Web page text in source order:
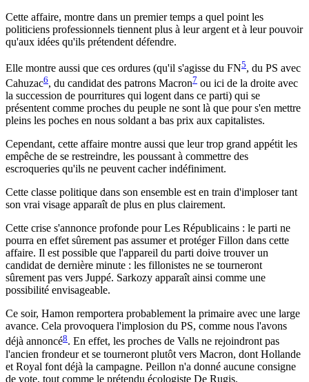
Cette affaire, montre dans un premier temps a quel point les
politiciens professionnels tiennent plus à leur argent et à leur pouvoir
qu'aux idées qu'ils prétendent défendre.
Elle montre aussi que ces ordures (qu'il s'agisse du FN5, du PS avec
Cahuzac6, du candidat des patrons Macron7 ou ici de la droite avec
la succession de pourritures qui logent dans ce parti) qui se
présentent comme proches du peuple ne sont là que pour s'en mettre
pleins les poches en nous soldant a bas prix aux capitalistes.
Cependant, cette affaire montre aussi que leur trop grand appétit les
empêche de se restreindre, les poussant à commettre des
escroqueries qu'ils ne peuvent cacher indéfiniment.
Cette classe politique dans son ensemble est en train d'imploser tant
son vrai visage apparaît de plus en plus clairement.
Cette crise s'annonce profonde pour Les Républicains : le parti ne
pourra en effet sûrement pas assumer et protéger Fillon dans cette
affaire. Il est possible que l'appareil du parti doive trouver un
candidat de dernière minute : les fillonistes ne se tourneront
sûrement pas vers Juppé. Sarkozy apparaît ainsi comme une
possibilité envisageable.
Ce soir, Hamon remportera probablement la primaire avec une large
avance. Cela provoquera l'implosion du PS, comme nous l'avons
déjà annoncé8. En effet, les proches de Valls ne rejoindront pas
l'ancien frondeur et se tourneront plutôt vers Macron, dont Hollande
et Royal font déjà la campagne. Peillon n'a donné aucune consigne
de vote, tout comme le prétendu écologiste De Rugis.